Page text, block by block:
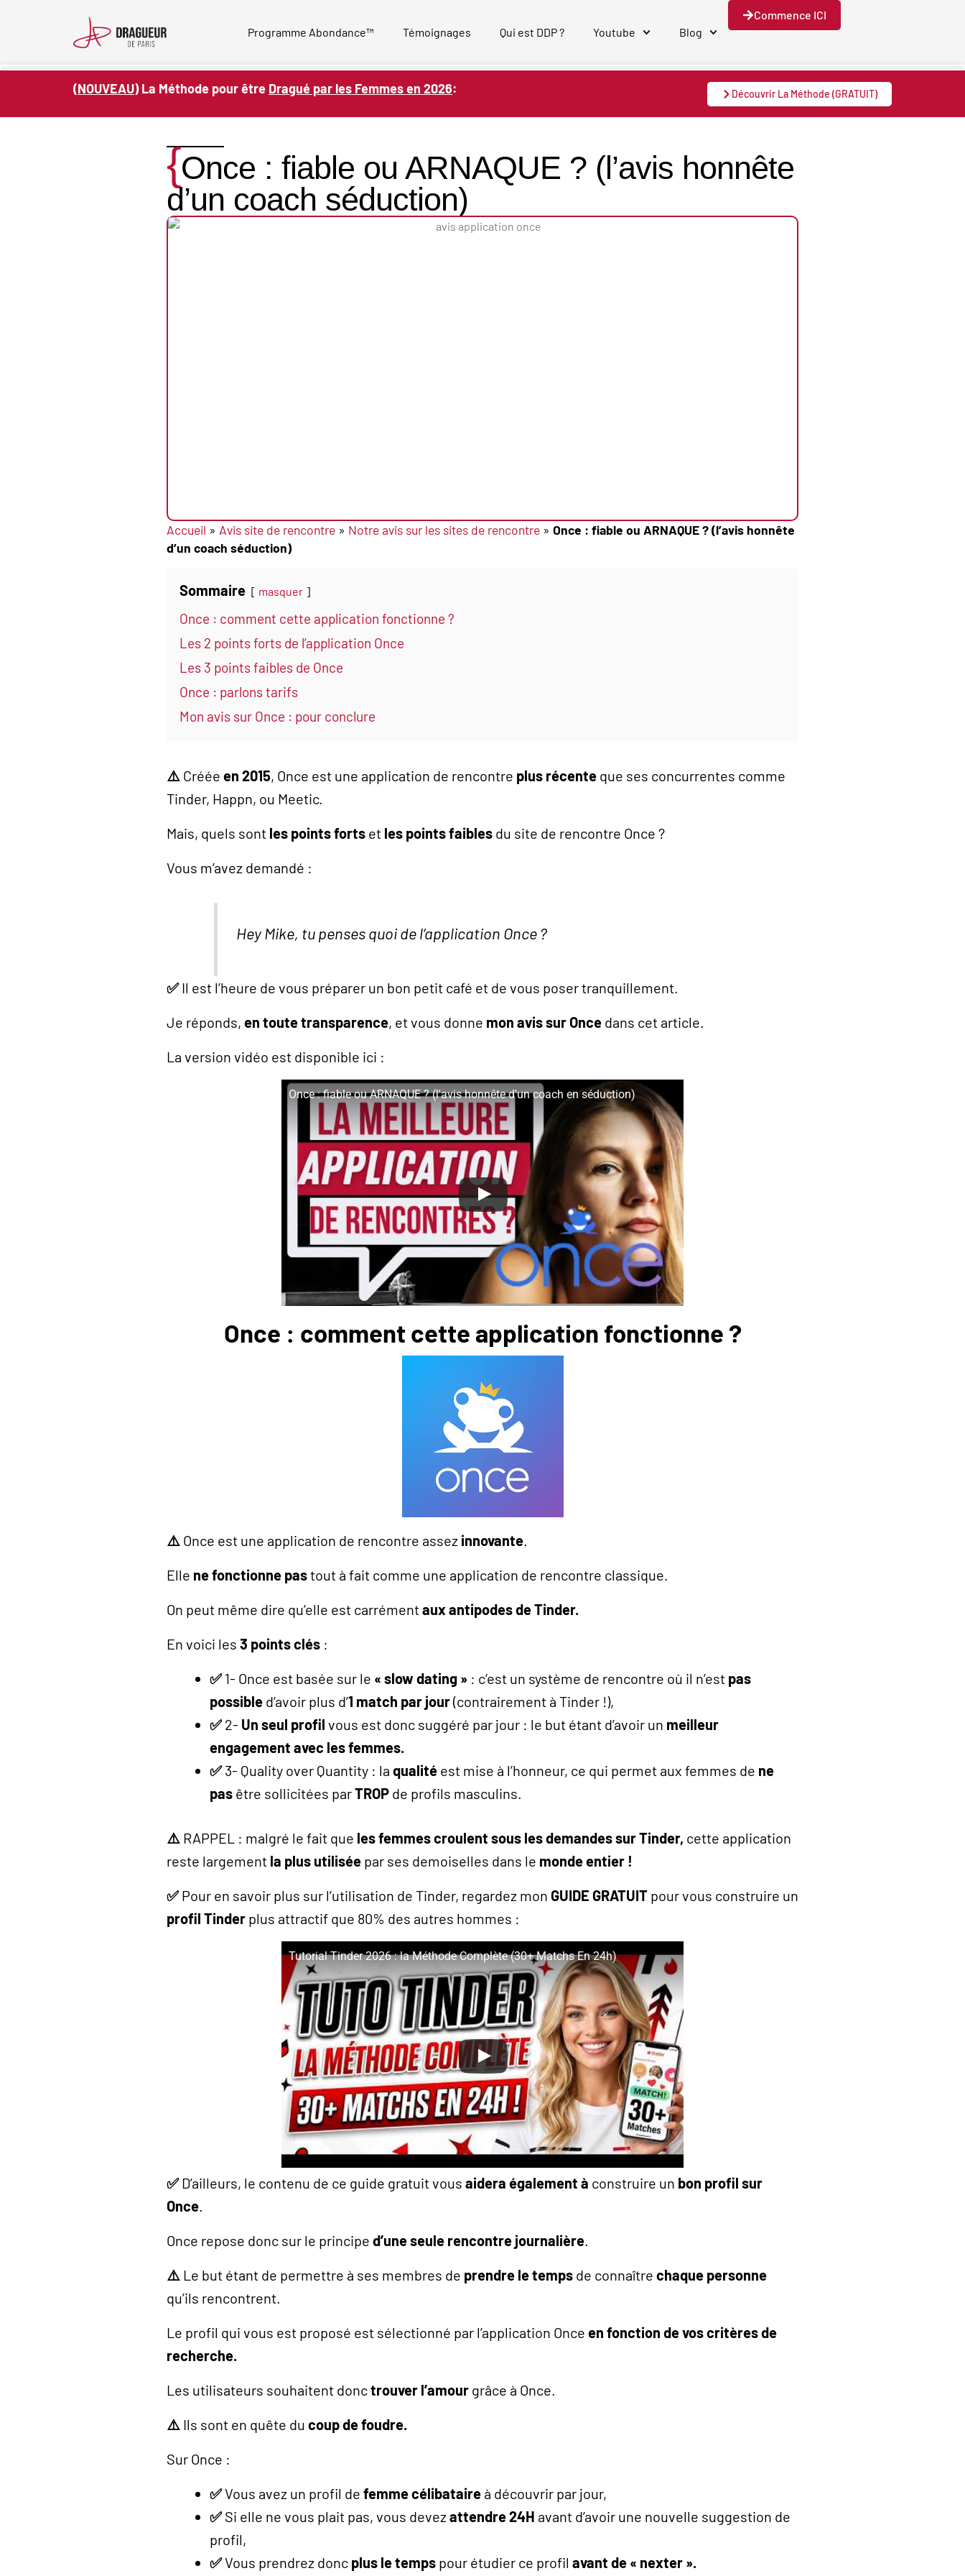
Programme Abondance™ Témoignages Qui est DDP ? Youtube Blog
Commence ICI
(NOUVEAU) La Méthode pour être Dragué par les Femmes en 2026: Découvrir La Méthode (GRATUIT)
{Once : fiable ou ARNAQUE ? (l’avis honnête
d’un coach séduction)
Accueil » Avis site de rencontre » Notre avis sur les sites de rencontre » Once : fiable ou ARNAQUE ? (l’avis honnête
d’un coach séduction)
Sommaire masquer
Once : comment cette application fonctionne ?
Les 2 points forts de l’application Once
Les 3 points faibles de Once
Once : parlons tarifs
Mon avis sur Once : pour conclure
⚠️ Créée en 2015, Once est une application de rencontre plus récente que ses concurrentes comme
Tinder, Happn, ou Meetic.
Mais, quels sont les points forts et les points faibles du site de rencontre Once ?
Vous m’avez demandé :
Hey Mike, tu penses quoi de l’application Once ?
✅ Il est l’heure de vous préparer un bon petit café et de vous poser tranquillement.
Je réponds, en toute transparence, et vous donne mon avis sur Once dans cet article.
La version vidéo est disponible ici :
Once : fiable ou ARNAQUE ? (l'avis honnête d'un coach en séduction)
Once : comment cette application fonctionne ?
⚠️ Once est une application de rencontre assez innovante.
Elle ne fonctionne pastout à fait comme une application de rencontre classique.
On peut même dire qu’elle est carrémentaux antipodes de Tinder.
En voici les 3 points clés :
✅ 1- Once est basée sur le « slow dating » : c’est un système de rencontre où il n’est pas
possible d’avoir plus d’1 match par jour(contrairement à Tinder !),
✅ 2- Un seul profil vous est donc suggéré par jour : le but étant d’avoir un meilleur
engagement avec les femmes.
✅ 3- Quality over Quantity : la qualité est mise à l’honneur, ce qui permet aux femmes de ne
pas être sollicitées parTROP de profils masculins.
⚠️ RAPPEL : malgré le fait que les femmes croulent sous les demandes sur Tinder, cette application
reste largement la plus utilisée par ses demoiselles dans le monde entier !
✅ Pour en savoir plus sur l’utilisation de Tinder, regardez mon GUIDE GRATUIT pour vous construire un
profil Tinder plus attractif que 80% des autres hommes :
Tutorial Tinder 2026 : la Méthode Complète (30+ Matchs En 24h)
✅ D’ailleurs, le contenu de ce guide gratuit vous aidera également à construire un bon profil sur
Once.
Once repose donc sur le principe d’une seule rencontre journalière.
⚠️ Le but étant de permettre à ses membres de prendre le temps de connaître chaque personne
qu’ils rencontrent.
Le profil qui vous est proposé est sélectionné par l’application Once en fonction de vos critères de
recherche.
Les utilisateurs souhaitent donctrouver l’amour grâce à Once.
⚠️ Ils sont en quête du coup de foudre.
Sur Once :
✅Vous avez un profil de femme célibataire à découvrir par jour,
✅ Si elle ne vous plait pas, vous devezattendre 24H avant d’avoir une nouvelle suggestion de
profil,
✅Vous prendrez donc plus le temps pour étudier ce profil avant de « nexter ».